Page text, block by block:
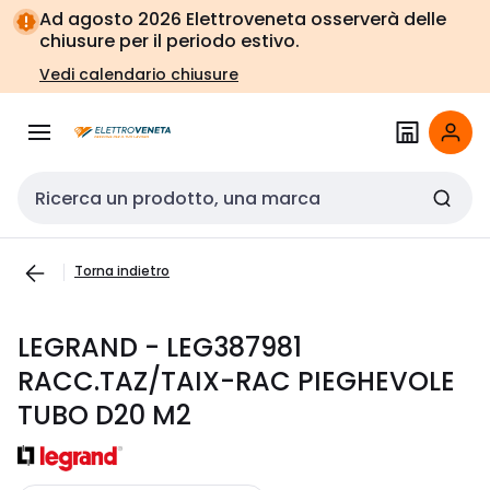
Vai alla
navigazione
Vai
alla
pagina
Ad agosto 2026 Elettroveneta osserverà delle
chiusure per il periodo estivo.
Vedi calendario chiusure
Cerca input
Torna indietro
LEGRAND - LEG387981
RACC.TAZ/TAIX-RAC PIEGHEVOLE
TUBO D20 M2